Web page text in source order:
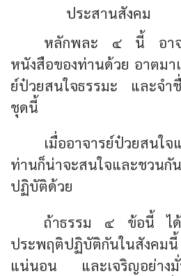
ประสานสังคม
หลักพละ ๔ นี้ อาจา
หนังสือของท่านด้วย อาตมา
ย์ป๋วยสนใจธรรมะ และจำ
ชุดนี้
เมื่ออาจารย์ป๋วยส
ท่านก็น่าจะสนใจและชวนกั
ปฏิบัติด้วย
ถ้าธรรม ๔ ข้อนี้ ได้
ประพฤติปฏิบัติกันในสังคม
แน่นอน และเจริญอย่าง